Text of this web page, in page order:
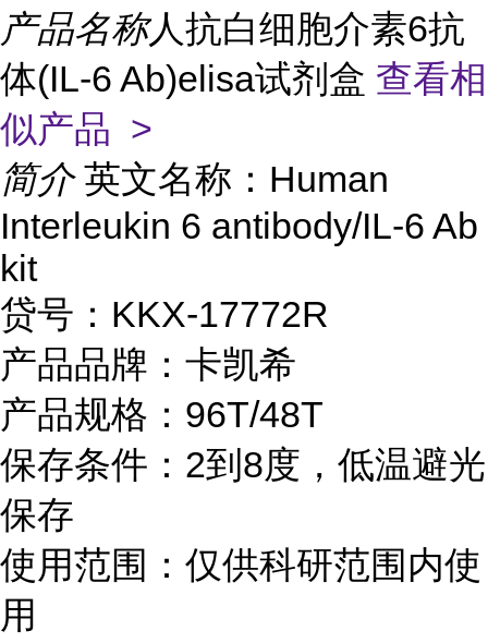
产品名称人抗白细胞介素6抗
体(IL-6 Ab)elisa试剂盒 查看相
似产品 >
简介 英文名称：Human
Interleukin 6 antibody/IL-6 Ab
kit
贷号：KKX-17772R
产品品牌：卡凯希
产品规格：96T/48T
保存条件：2到8度，低温避光
保存
使用范围：仅供科研范围内使
用